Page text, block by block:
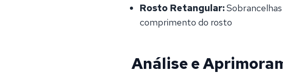
Rosto Retangular:
comprimento do rosto
Análise e